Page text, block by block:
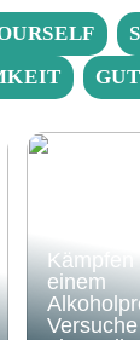
Kämpfen
einem